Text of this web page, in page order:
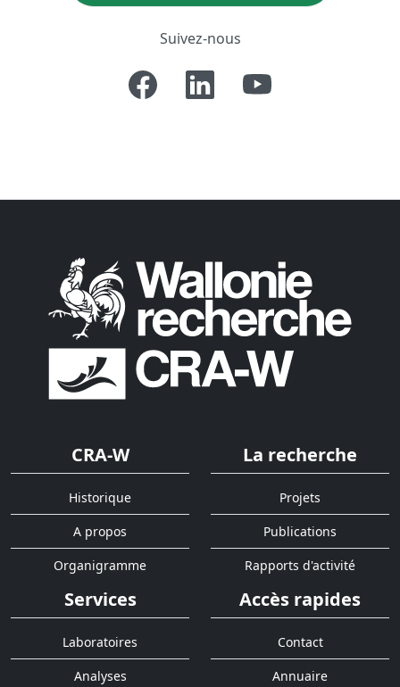
Suivez-nous
CRA-W
Historique
A propos
Organigramme
La recherche
Projets
Publications
Rapports d'activité
Services
Laboratoires
Analyses
Accès rapides
Contact
Annuaire